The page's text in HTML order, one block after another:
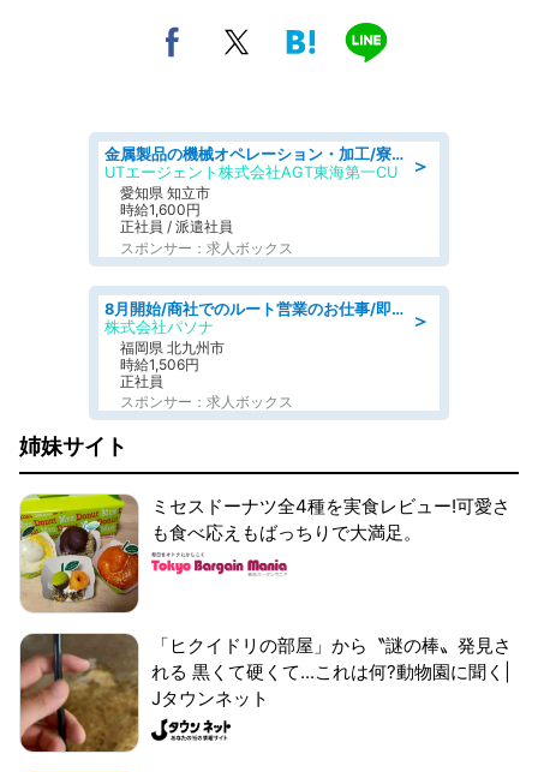
＞
金属製品の機械オペレーション・加工/寮完備/日払い/工場・製造
UTエージェント株式会社AGT東海第一CU
愛知県 知立市
時給1,600円
正社員 / 派遣社員
スポンサー：求人ボックス
＞
8月開始/商社でのルート営業のお仕事/即日勤務可/車通勤可/営業
株式会社パソナ
福岡県 北九州市
時給1,506円
正社員
スポンサー：求人ボックス
姉妹サイト
ミセスドーナツ全4種を実食レビュー!可愛さ
も食べ応えもばっちりで大満足。
「ヒクイドリの部屋」から〝謎の棒〟発見さ
れる 黒くて硬くて...これは何?動物園に聞く|
Jタウンネット